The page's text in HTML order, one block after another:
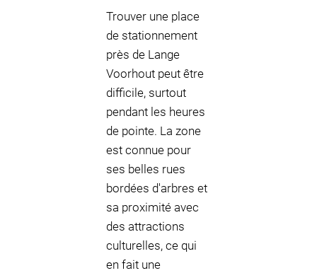
Trouver une place
de stationnement
près de Lange
Voorhout peut être
difficile, surtout
pendant les heures
de pointe. La zone
est connue pour
ses belles rues
bordées d'arbres et
sa proximité avec
des attractions
culturelles, ce qui
en fait une